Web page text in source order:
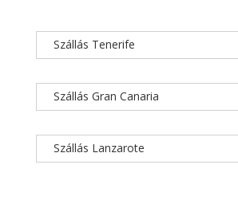
Szállás Tenerife
Szállás Gran Canaria
Szállás Lanzarote